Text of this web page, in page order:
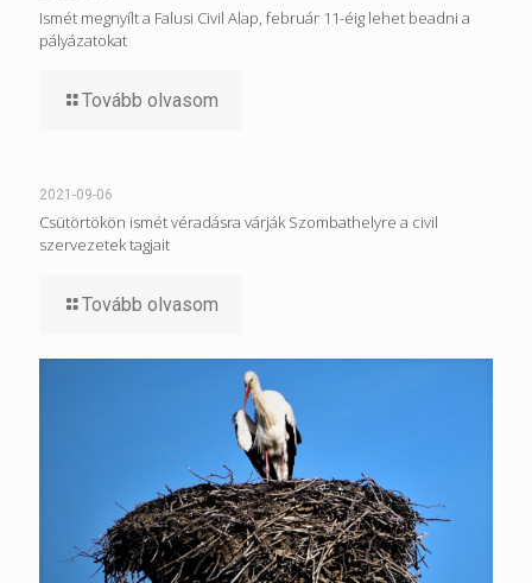
Ismét megnyílt a Falusi Civil Alap, február 11-éig lehet beadni a
pályázatokat
Tovább olvasom
2021-09-06
Csütörtökön ismét véradásra várják Szombathelyre a civil
szervezetek tagjait
Tovább olvasom